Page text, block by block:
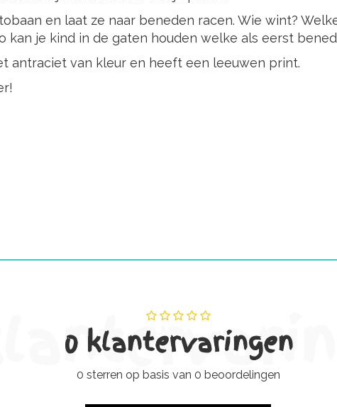
en laat ze naar beneden racen. Wie wint?
kan je kind in de gaten houden welke als eerst
antraciet van kleur en heeft een leeuwen print.
0 klantervaringen
0 sterren op basis van 0 beoordelingen